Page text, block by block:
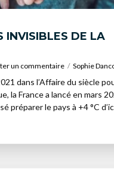
INVISIBLES DE LA
un commentaire Sophie
dans l’Affaire du siècle
la France a lancé en mars
préparer le pays à +4 °C